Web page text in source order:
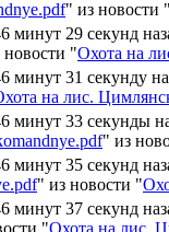
" из новости "
минут 29 секунд
новости "Охота на
минут 31 секунду
на лис.
минут 33 секунды
" из
минут 35 секунд
" из новости "
минут 37 секунд
"Охота на лис.